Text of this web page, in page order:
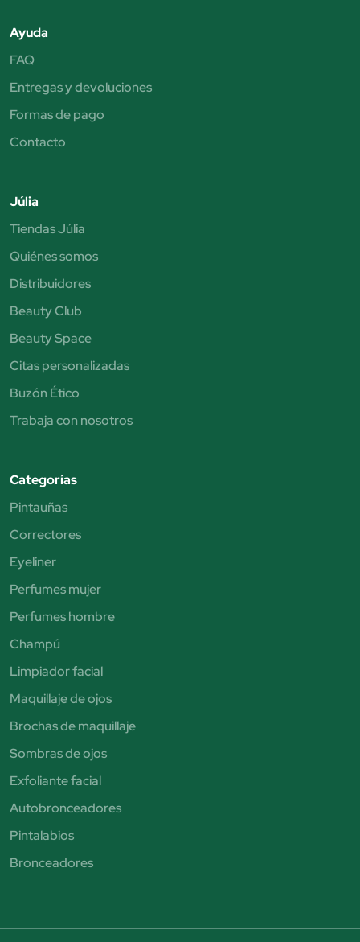
Ayuda
FAQ
Entregas y devoluciones
Formas de pago
Contacto
Júlia
Tiendas Júlia
Quiénes somos
Distribuidores
Beauty Club
Beauty Space
Citas personalizadas
Buzón Ético
Trabaja con nosotros
Categorías
Pintauñas
Correctores
Eyeliner
Perfumes mujer
Perfumes hombre
Champú
Limpiador facial
Maquillaje de ojos
Brochas de maquillaje
Sombras de ojos
Exfoliante facial
Autobronceadores
Pintalabios
Bronceadores